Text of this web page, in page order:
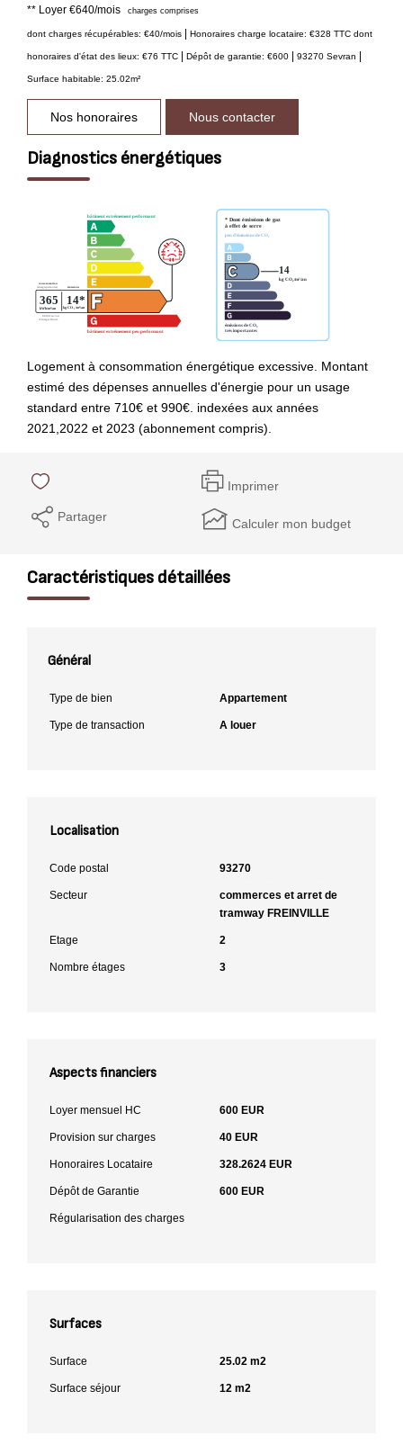
** Loyer €640/mois charges comprises
dont charges récupérables: €40/mois | Honoraires charge locataire: €328 TTC dont
honoraires d'état des lieux: €76 TTC | Dépôt de garantie: €600 | 93270 Sevran |
Surface habitable: 25.02m²
Nos honoraires Nous contacter
Diagnostics énergétiques
Logement à consommation énergétique excessive. Montant
estimé des dépenses annuelles d'énergie pour un usage
standard entre 710€ et 990€. indexées aux années
2021,2022 et 2023 (abonnement compris).
Imprimer
Partager Calculer mon budget
Caractéristiques détaillées
Général
Type de bien Appartement
Type de transaction A louer
Localisation
Code postal 93270
Secteur
commerces et arret de
tramway FREINVILLE
Etage 2
Nombre étages 3
Aspects financiers
Loyer mensuel HC 600 EUR
Provision sur charges 40 EUR
Honoraires Locataire 328.2624 EUR
Dépôt de Garantie 600 EUR
Régularisation des charges
Surfaces
Surface 25.02 m2
Surface séjour 12 m2